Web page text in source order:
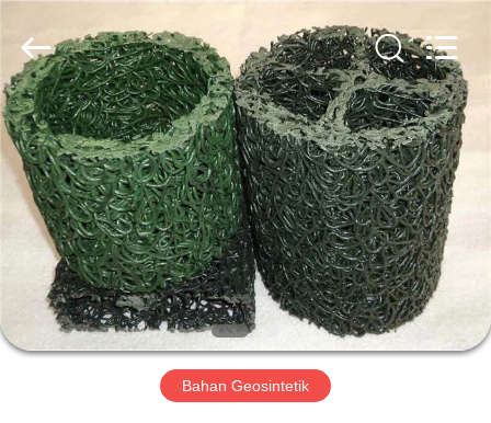
RUMAH
PRODUK
TENTANG
KAMI
TUR
Rights
Reserved.
Bahan Geosintetik